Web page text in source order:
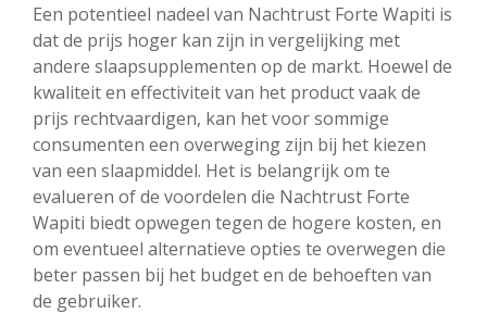
Een potentieel nadeel van Nachtrust Forte Wapiti is
dat de prijs hoger kan zijn in vergelijking met
andere slaapsupplementen op de markt. Hoewel de
kwaliteit en effectiviteit van het product vaak de
prijs rechtvaardigen, kan het voor sommige
consumenten een overweging zijn bij het kiezen
van een slaapmiddel. Het is belangrijk om te
evalueren of de voordelen die Nachtrust Forte
Wapiti biedt opwegen tegen de hogere kosten, en
om eventueel alternatieve opties te overwegen die
beter passen bij het budget en de behoeften van
de gebruiker.